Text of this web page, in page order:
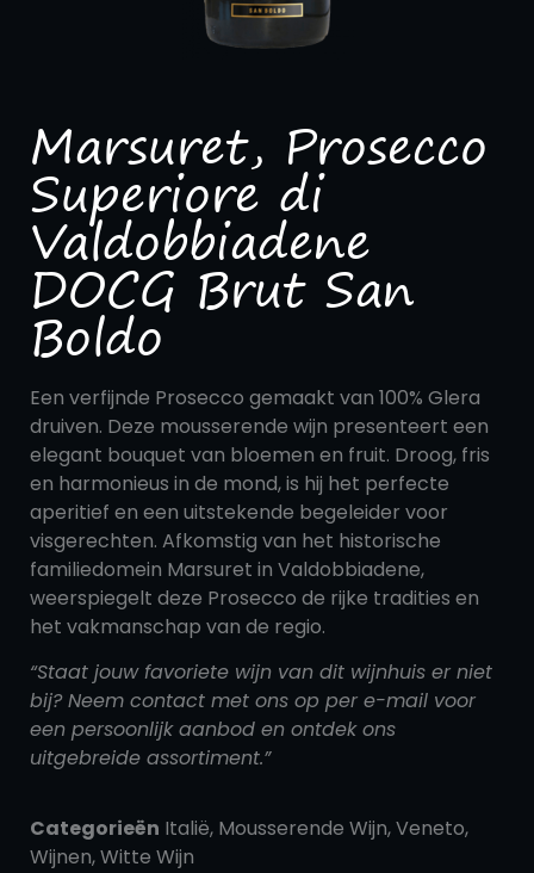
Marsuret, Prosecco
Superiore di
Valdobbiadene
DOCG Brut San
Boldo
Een verfijnde Prosecco gemaakt van 100% Glera
druiven. Deze mousserende wijn presenteert een
elegant bouquet van bloemen en fruit. Droog, fris
en harmonieus in de mond, is hij het perfecte
aperitief en een uitstekende begeleider voor
visgerechten. Afkomstig van het historische
familiedomein Marsuret in Valdobbiadene,
weerspiegelt deze Prosecco de rijke tradities en
het vakmanschap van de regio.
“Staat jouw favoriete wijn van dit wijnhuis er niet
bij? Neem contact met ons op per e-mail voor
een persoonlijk aanbod en ontdek ons
uitgebreide assortiment.”
Categorieën Italië, Mousserende Wijn,Veneto,
Wijnen,Witte Wijn